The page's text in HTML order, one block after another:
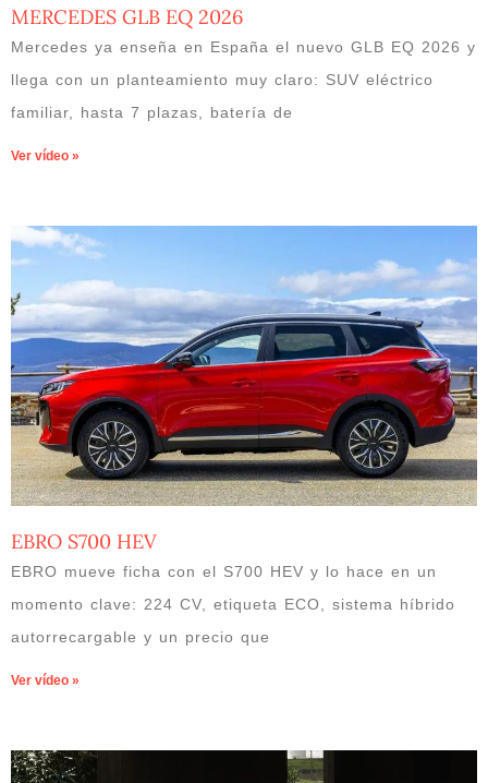
MERCEDES GLB EQ 2026
Mercedes ya enseña en España el nuevo GLB EQ 2026 y
llega con un planteamiento muy claro: SUV eléctrico
familiar, hasta 7 plazas, batería de
Ver vídeo »
EBRO S700 HEV
EBRO mueve ficha con el S700 HEV y lo hace en un
momento clave: 224 CV, etiqueta ECO, sistema híbrido
autorrecargable y un precio que
Ver vídeo »